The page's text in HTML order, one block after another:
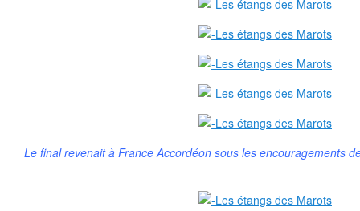
Le final revenait à France Accordéon sous les encouragements